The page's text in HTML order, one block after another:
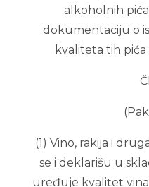
alkoholnih
dokumentaciju o
kvaliteta tih
(1) Vino, rakija i
se i deklarišu u
uređuje kvalitet